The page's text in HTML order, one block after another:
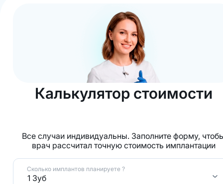
Калькулятор стоимости
Все случаи индивидуальны. Заполните форму,
врач рассчитал точную стоимость имплантации
Сколько имплантов планируете ?
1 Зуб